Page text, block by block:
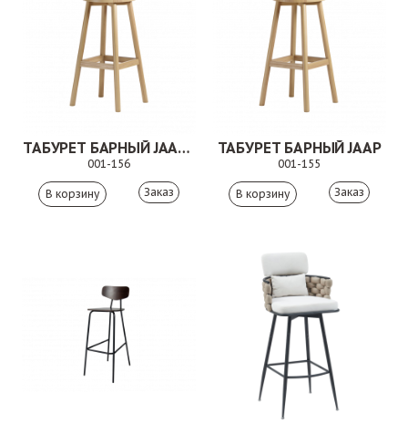
ТАБУРЕТ БАРНЫЙ JAAP S
001-156
Заказ
ТАБУРЕТ БАРНЫЙ JAAP
001-155
Заказ